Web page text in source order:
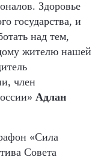
Здоровье
государства, и
над тем,
жителю нашей
член
Адлан
«Сила
Совета